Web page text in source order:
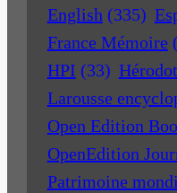
English (335)
France Mémoire
HPI (33)
Larousse
Open Edition
OpenEdition
Patrimoine